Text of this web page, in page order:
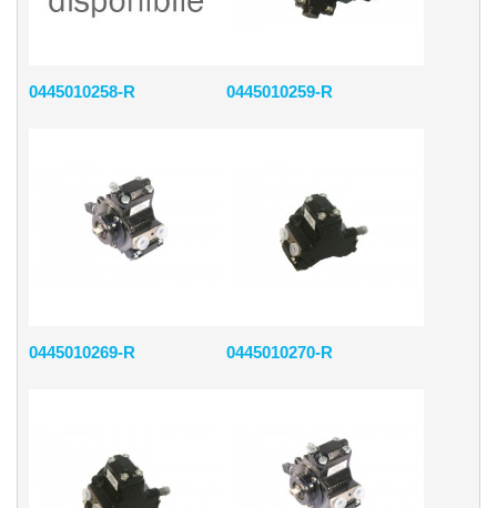
0445010258-R 0445010259-R
0445010269-R 0445010270-R